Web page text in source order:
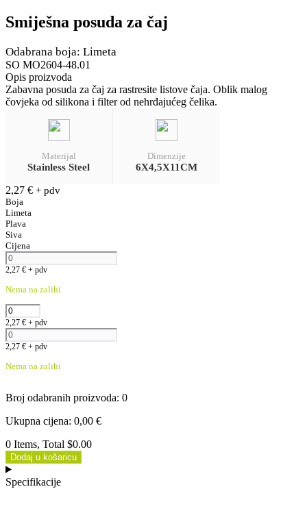
Smiješna posuda za čaj
Odabrana boja: Limeta
SO MO2604-48.01
Opis proizvoda
Zabavna posuda za čaj za rastresite listove čaja. Oblik malog
čovjeka od silikona i filter od nehrđajućeg čelika.
Materijal
Stainless Steel
Dimenzije
6X4,5X11CM
2,27 € + pdv
Boja
Limeta
Plava
Siva
Cijena
2,27 € + pdv
Nema na zalihi
2,27 € + pdv
2,27 € + pdv
Nema na zalihi
Broj odabranih proizvoda: 0
Ukupna cijena: 0,00 €
0 Items, Total $0.00
Dodaj u košaricu
Specifikacije